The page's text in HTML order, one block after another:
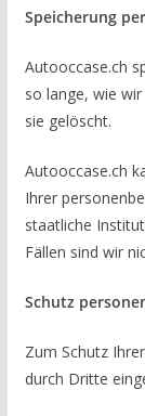
Speicherung
Autooccase.ch
so lange, wie
sie gelöscht.
Autooccase.ch
Ihrer
staatliche
Fällen sind wir
Schutz
Zum Schutz
durch Dritte